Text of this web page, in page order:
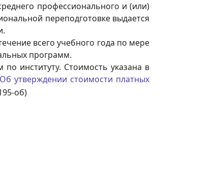
профессионального и (или)
переподготовке выдается
всего учебного года по мере
программ.
институту. Стоимость указана в
Об утверждении стоимости платных
об)